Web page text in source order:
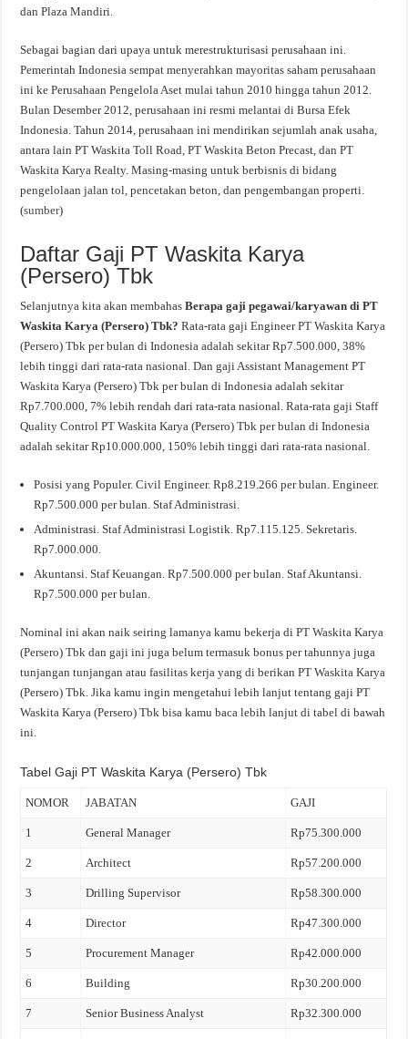
dan Plaza Mandiri.
Sebagai bagian dari upaya untuk merestrukturisasi perusahaan ini.
Pemerintah Indonesia sempat menyerahkan mayoritas saham perusahaan
ini ke Perusahaan Pengelola Aset mulai tahun 2010 hingga tahun 2012.
Bulan Desember 2012, perusahaan ini resmi melantai di Bursa Efek
Indonesia. Tahun 2014, perusahaan ini mendirikan sejumlah anak usaha,
antara lain PT Waskita Toll Road, PT Waskita Beton Precast, dan PT
Waskita Karya Realty. Masing-masing untuk berbisnis di bidang
pengelolaan jalan tol, pencetakan beton, dan pengembangan properti.
(sumber)
Daftar Gaji PT Waskita Karya
(Persero) Tbk
Selanjutnya kita akan membahasBerapa gaji pegawai/karyawan di PT
Waskita Karya (Persero) Tbk?Rata-rata gaji Engineer PT Waskita Karya
(Persero) Tbk per bulan di Indonesia adalah sekitar Rp7.500.000, 38%
lebih tinggi dari rata-rata nasional. Dan gaji Assistant Management PT
Waskita Karya (Persero) Tbk per bulan di Indonesia adalah sekitar
Rp7.700.000, 7% lebih rendah dari rata-rata nasional. Rata-rata gaji Staff
Quality Control PT Waskita Karya (Persero) Tbk per bulan di Indonesia
adalah sekitar Rp10.000.000, 150% lebih tinggi dari rata-rata nasional.
Posisi yang Populer. Civil Engineer. Rp8.219.266 per bulan. Engineer.
Rp7.500.000 per bulan. Staf Administrasi.
Administrasi. Staf Administrasi Logistik. Rp7.115.125. Sekretaris.
Rp7.000.000.
Akuntansi. Staf Keuangan. Rp7.500.000 per bulan. Staf Akuntansi.
Rp7.500.000 per bulan.
Nominal ini akan naik seiring lamanya kamu bekerja di PT Waskita Karya
(Persero) Tbk dan gaji ini juga belum termasuk bonus per tahunnya juga
tunjangan tunjangan atau fasilitas kerja yang di berikan PT Waskita Karya
(Persero) Tbk. Jika kamu ingin mengetahui lebih lanjut tentang gaji PT
Waskita Karya (Persero) Tbk bisa kamu baca lebih lanjut di tabel di bawah
ini.
Tabel Gaji PT Waskita Karya (Persero) Tbk
NOMOR JABATAN GAJI
1 General Manager Rp75.300.000
2 Architect Rp57.200.000
3 Drilling Supervisor Rp58.300.000
4 Director Rp47.300.000
5 Procurement Manager Rp42.000.000
6 Building Rp30.200.000
7 Senior Business Analyst Rp32.300.000